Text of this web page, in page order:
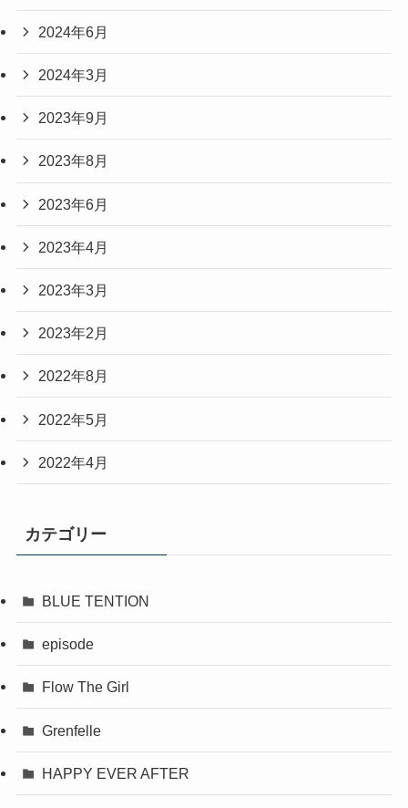
2024年6月
2024年3月
2023年9月
2023年8月
2023年6月
2023年4月
2023年3月
2023年2月
2022年8月
2022年5月
2022年4月
カテゴリー
BLUE TENTION
episode
Flow The Girl
Grenfelle
HAPPY EVER AFTER